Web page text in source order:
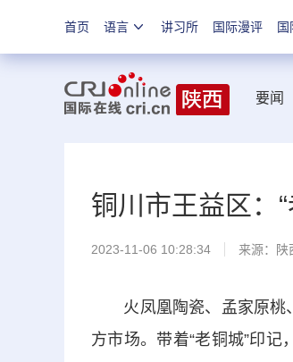
首页 语言 讲习所 国际漫评
要闻
铜川市王益区：
2023-11-06 10:28:34 来源： 陕
火凤凰陶瓷、孟家原桃
方市场。带着“老铜城”印